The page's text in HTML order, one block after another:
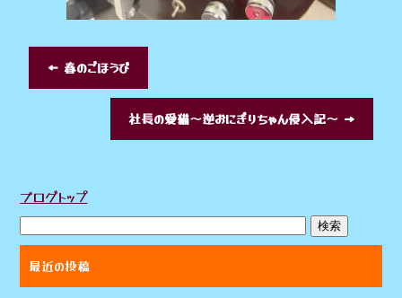
← 春のごほうび
社長の愛猫～逆おにぎりちゃん侵入記～ →
ブログトップ
最近の投稿